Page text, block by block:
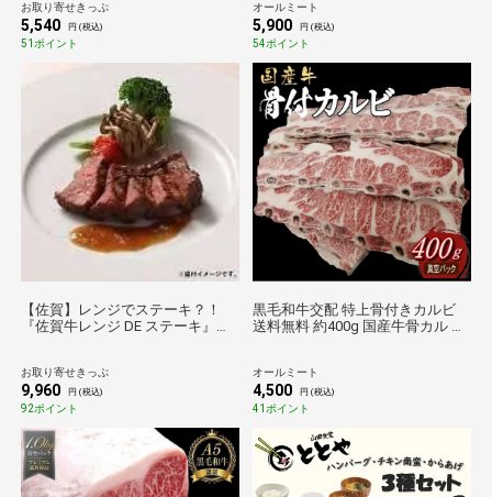
お取り寄せきっぷ
5,540 円 (税込)
51ポイント
ト プレゼント 贈答 フードロス削
減
オールミート
5,900 円 (税込)
54ポイント
【佐賀】レンジでステーキ？！
『佐賀牛レンジ DE ステーキ』８
お取り寄せきっぷ
9,960 円 (税込)
92ポイント
黒毛和牛交配 特上骨付きカルビ
送料無料 約400g 国産牛骨カル 鮮
オールミート
4,500 円 (税込)
41ポイント